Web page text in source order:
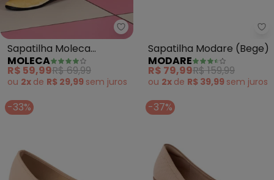
Moleca - Sapatilha Moleca
Sapatilha Moleca
(Mostarda)
MOLECA
R$ 59,99R$ 69,99
ou 2x de R$ 29,99 sem juros
Sapatilha Modare (Bege)
MODARE
R$ 79,99R$ 159,99
ou 2x de R$ 39,99 sem juros
-33% -37%